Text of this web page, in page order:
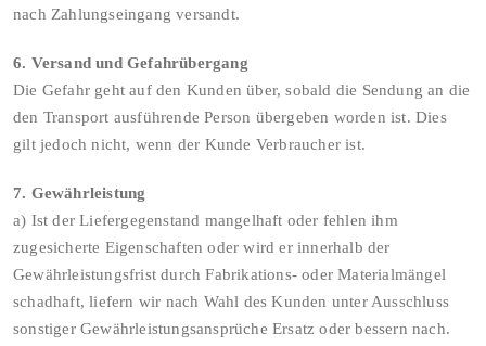
nach Zahlungseingang versandt.
6. Versand und Gefahrübergang
Die Gefahr geht auf den Kunden über, sobald die Sendung an die
den Transport ausführende Person übergeben worden ist. Dies
gilt jedoch nicht, wenn der Kunde Verbraucher ist.
7. Gewährleistung
a) Ist der Liefergegenstand mangelhaft oder fehlen ihm
zugesicherte Eigenschaften oder wird er innerhalb der
Gewährleistungsfrist durch Fabrikations- oder Materialmängel
schadhaft, liefern wir nach Wahl des Kunden unter Ausschluss
sonstiger Gewährleistungsansprüche Ersatz oder bessern nach.